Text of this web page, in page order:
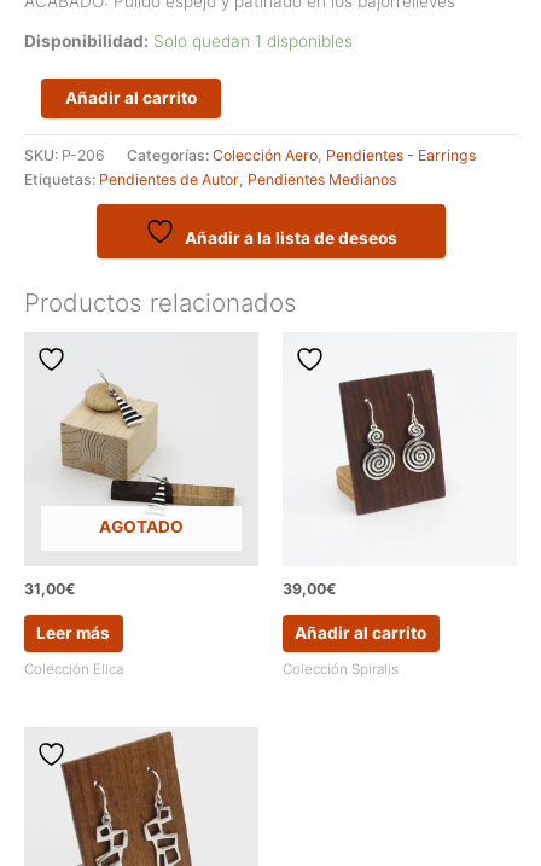
Disponibilidad: Solo quedan 1 disponibles
Pendientes
medianos
de
la
serie
irregular
cantidad
Añadir al carrito
SKU: P-206 Categorías: Colección Aero Pendientes - Earrings
Etiquetas: Pendientes de Autor Pendientes Medianos
Añadir a la lista de deseos
Productos relacionados
AGOTADO
31,00€
Leer más
Colección Elica
39,00€
Añadir al carrito
Colección Spiralis